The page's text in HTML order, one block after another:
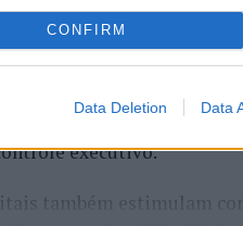
CONFIRM
Data Deletion Data
evoluiu em um
excesso de
impõe uma carga
executivo.
também estimulam